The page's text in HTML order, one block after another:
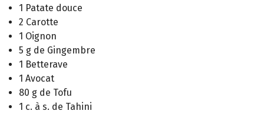
1 Patate douce
2 Carotte
1 Oignon
5 g de Gingembre
1 Betterave
1 Avocat
80 g de Tofu
1 c. à s. de Tahini